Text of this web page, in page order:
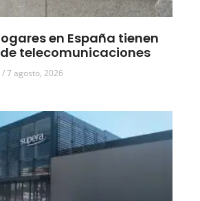
en España tienen
telecomunicaciones
7 agosto, 2026